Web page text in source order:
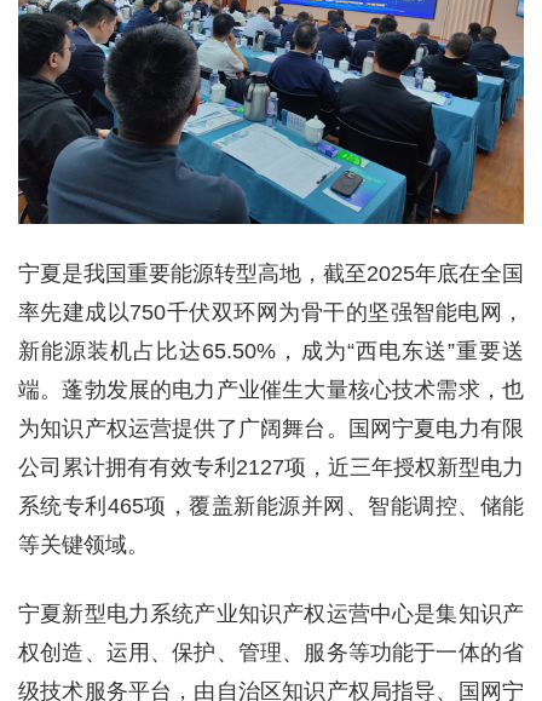
宁夏是我国重要能源转型高地，截至2025年底在全国
率先建成以750千伏双环网为骨干的坚强智能电网，
新能源装机占比达65.50%，成为“西电东送”重要送
端。蓬勃发展的电力产业催生大量核心技术需求，也
为知识产权运营提供了广阔舞台。国网宁夏电力有限
公司累计拥有有效专利2127项，近三年授权新型电力
系统专利465项，覆盖新能源并网、智能调控、储能
等关键领域。
宁夏新型电力系统产业知识产权运营中心是集知识产
权创造、运用、保护、管理、服务等功能于一体的省
级技术服务平台，由自治区知识产权局指导、国网宁